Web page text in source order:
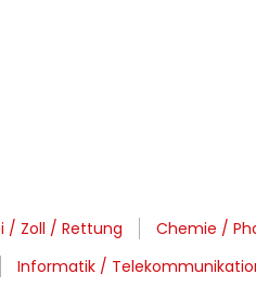
/ Zoll / Rettung Chemie /
Informatik /